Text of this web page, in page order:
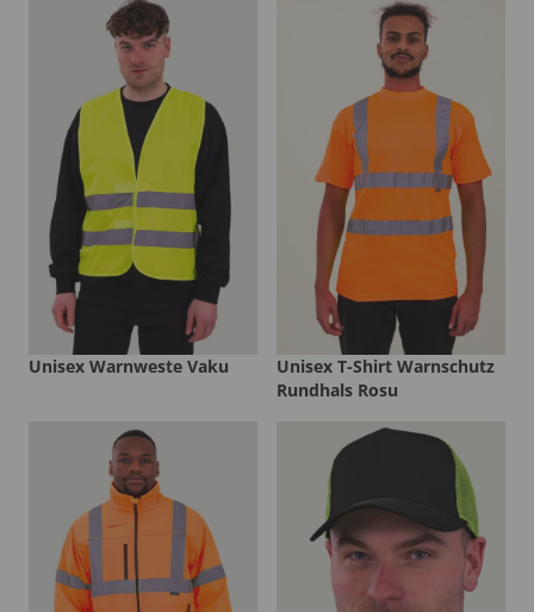
Unisex Warnweste Vaku
Unisex T-Shirt Warnschutz
Rundhals Rosu